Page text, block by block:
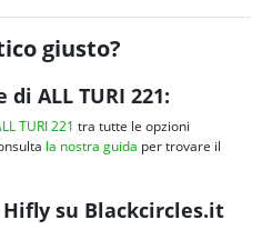
giusto?
ALL TURI 221:
TURI 221 tra tutte le opzioni
la nostra guida per trovare il
su Blackcircles.it